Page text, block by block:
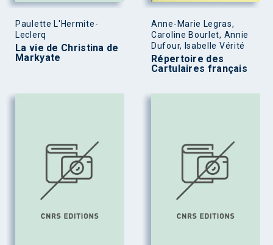
Paulette L'Hermite-
Leclerq
La vie de Christina de
Markyate
Anne-Marie Legras,
Caroline Bourlet, Annie
Dufour, Isabelle Vérité
Répertoire des
Cartulaires français